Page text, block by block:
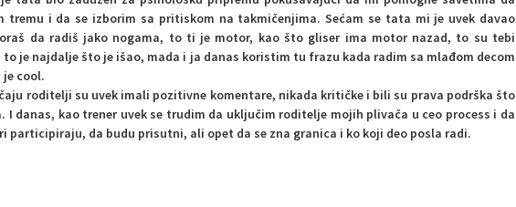
tremu i da se izborim sa pritiskom na takmičenjima. Sećam se tata mi je uvek davao
da radiš jako nogama, to ti je motor, kao što gliser ima motor nazad, to su tebi
to je najdalje što je išao, mada i ja danas koristim tu frazu kada radim sa mlađom decom
cool.
roditelji su uvek imali pozitivne komentare, nikada kritičke i bili su prava podrška što
I danas, kao trener uvek se trudim da uključim roditelje mojih plivača u ceo process i da
participiraju, da budu prisutni, ali opet da se zna granica i ko koji deo posla radi.